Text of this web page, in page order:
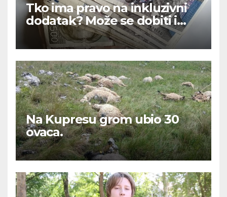
Tko ima pravo na inkluzivni
dodatak? Može se dobiti i
720 eura
Na Kupresu grom ubio 30
ovaca.